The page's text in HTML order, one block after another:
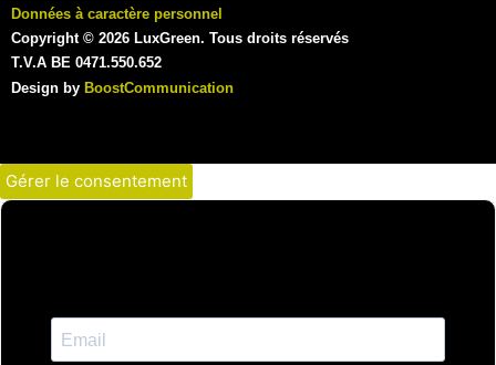
Données à caractère personnel
Copyright © 2026 LuxGreen. Tous droits réservés
T.V.A BE 0471.550.652
Design by BoostCommunication
Gérer le consentement